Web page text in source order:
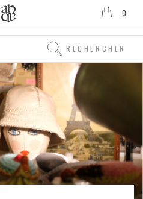
D'Anthenay
0
Rechercher
Rechercher